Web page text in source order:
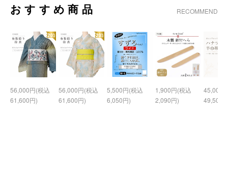
おすすめ商品 RECOMMEND
56,000円(税込
61,600円)
56,000円(税込
61,600円)
5,500円(税込
6,050円)
1,900円(税込
2,090円)
45,000
49,500